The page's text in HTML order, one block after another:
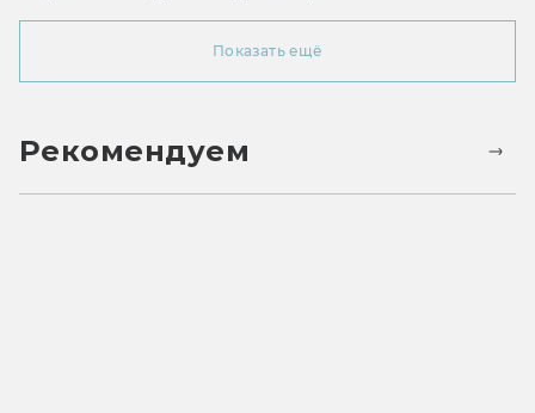
Показать ещё
Рекомендуем